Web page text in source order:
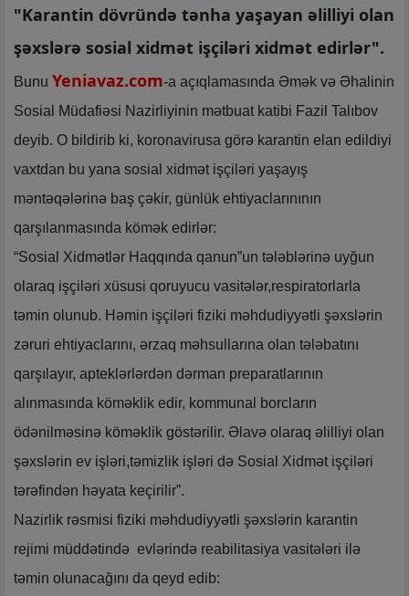
"Karantin dövründə tənha yaşayan əlilliyi olan
şəxslərə sosial xidmət işçiləri xidmət edirlər".
Bunu Yeniavaz.com-a açıqlamasında Əmək və Əhalinin
Sosial Müdafiəsi Nazirliyinin mətbuat katibi Fazil Talıbov
deyib. O bildirib ki, koronavirusa görə karantin elan edildiyi
vaxtdan bu yana sosial xidmət işçiləri yaşayış
məntəqələrinə baş çəkir, günlük ehtiyaclarınının
qarşılanmasında kömək edirlər:
“Sosial Xidmətlər Haqqında qanun”un tələblərinə uyğun
olaraq işçiləri xüsusi qoruyucu vasitələr,respiratorlarla
təmin olunub. Həmin işçiləri fiziki məhdudiyyətli şəxslərin
zəruri ehtiyaclarını, ərzaq məhsullarına olan tələbatını
qarşılayır, apteklərlərdən dərman preparatlarının
alınmasında köməklik edir, kommunal borcların
ödənilməsinə köməklik göstərilir. Əlavə olaraq əlilliyi olan
şəxslərin ev işləri,təmizlik işləri də Sosial Xidmət işçiləri
tərəfindən həyata keçirilir”.
Nazirlik rəsmisi fiziki məhdudiyyətli şəxslərin karantin
rejimi müddətində evlərində reabilitasiya vasitələri ilə
təmin olunacağını da qeyd edib: